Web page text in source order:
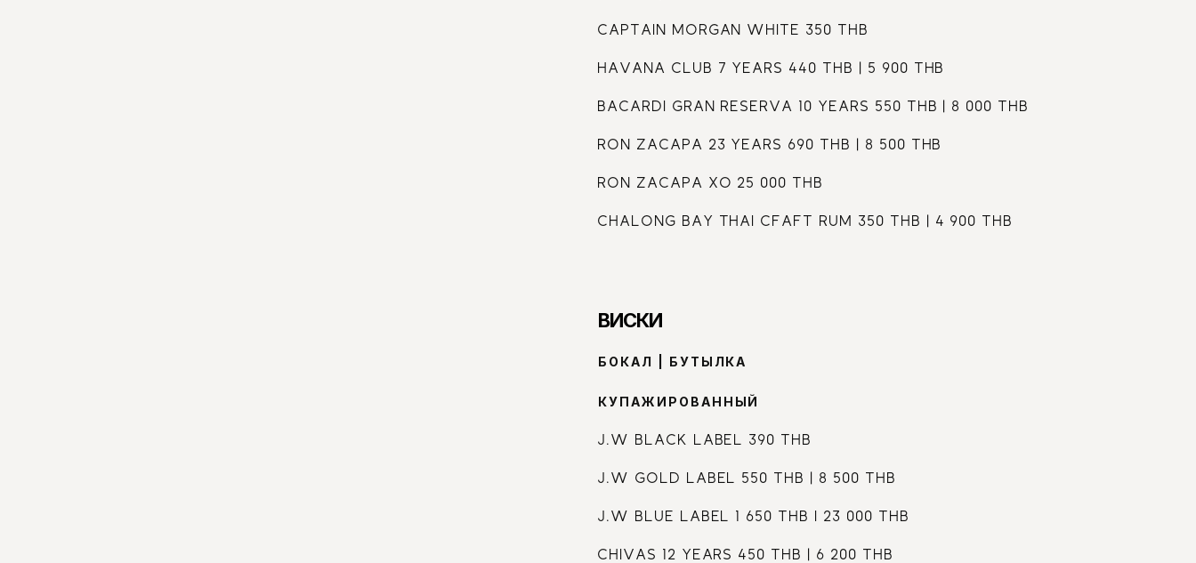
CAPTAIN MORGAN WHITE 350 THB
HAVANA CLUB 7 YEARS 440 THB | 5 900 THB
BACARDI GRAN RESERVA 10 YEARS 550 THB | 8 000 THB
RON ZACAPA 23 YEARS 690 THB | 8 500 THB
RON ZACAPA XO 25 000 THB
CHALONG BAY THAI CFAFT RUM 350 THB | 4 900 THB
ВИСКИ
БОКАЛ | БУТЫЛКА
КУПАЖИРОВАННЫЙ
J.W BLACK LABEL 390 THB
J.W GOLD LABEL 550 THB | 8 500 THB
J.W BLUE LABEL 1 650 THB I 23 000 THB
CHIVAS 12 YEARS 450 THB | 6 200 THB